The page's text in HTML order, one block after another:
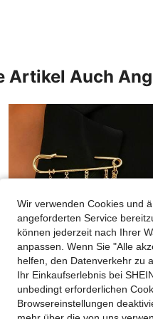
Artikel Auch
Böse-
Wir verwenden Cookies und
angeforderten Service
können jederzeit nach Ihrer
anpassen. Wenn Sie "Alle
helfen, den Datenverkehr zu
Ihr Einkaufserlebnis bei
unbedingt erforderlichen
Browsereinstellungen